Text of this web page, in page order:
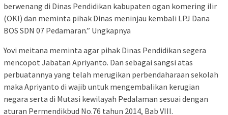
berwenang di Dinas Pendidikan kabupaten ogan komering ilir
(OKI) dan meminta pihak Dinas meninjau kembali LPJ Dana
BOS SDN 07 Pedamaran.” Ungkapnya
Yovi meitana meminta agar pihak Dinas Pendidikan segera
mencopot Jabatan Apriyanto. Dan sebagai sangsi atas
perbuatannya yang telah merugikan perbendaharaan sekolah
maka Apriyanto di wajib untuk mengembalikan kerugian
negara serta di Mutasi kewilayah Pedalaman sesuai dengan
aturan Permendikbud No.76 tahun 2014, Bab VIII.